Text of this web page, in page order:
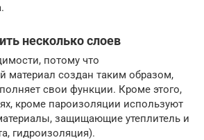
несколько слоев
потому что
материал создан таким образом,
свои функции. Кроме этого,
кроме пароизоляции используют
защищающие утеплитель и
гидроизоляция).